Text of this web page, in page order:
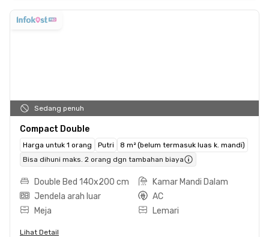
Sedang penuh
Compact Double
Harga untuk 1 orang Putri
8 m² (belum termasuk luas k. mandi)
Bisa dihuni maks. 2 orang dgn tambahan biaya
Double Bed 140x200 cm
Kamar Mandi Dalam
Jendela arah luar
AC
Meja
Lemari
Lihat Detail